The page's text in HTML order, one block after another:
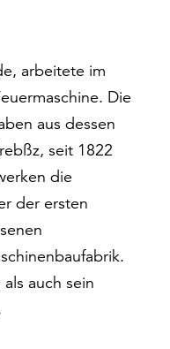
arbeitete im
Die
aus dessen
seit 1822
die
der ersten
auch sein